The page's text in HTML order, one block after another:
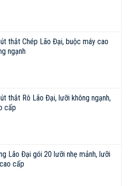
lựa chọn, mua sắm, báo giá các
PHỐI DỤNG CỤ ĐI
HÃNG • ĐỒ CÂU
thắt Chép Lão Đại, buộc máy cao
ngạnh
thắt Rô Lão Đại, lưỡi không ngạnh,
cấp
Lão Đại gói 20 lưỡi nhẹ mảnh, lưỡi
cấp